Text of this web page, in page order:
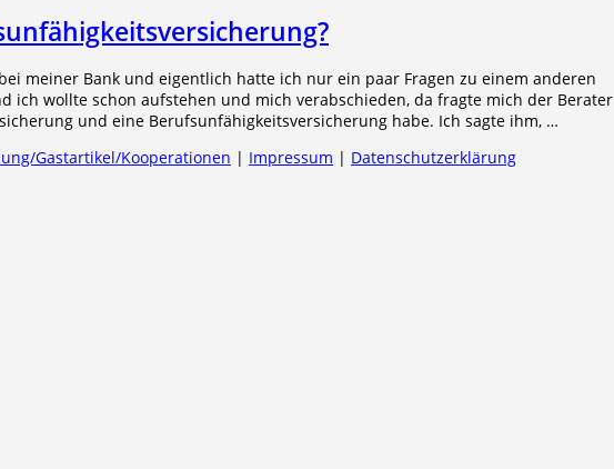
meiner Bank und eigentlich hatte ich nur ein paar Fragen zu einem anderen
ich wollte schon aufstehen und mich verabschieden, da fragte mich der Berater
und eine Berufsunfähigkeitsversicherung habe. Ich sagte ihm, …
Gastartikel/Kooperationen | Impressum | Datenschutzerklärung